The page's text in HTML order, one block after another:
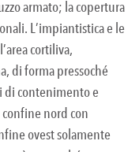
armato; la copertura
L’impiantistica e le
cortiliva,
di forma pressoché
di contenimento e
nord con
ovest solamente